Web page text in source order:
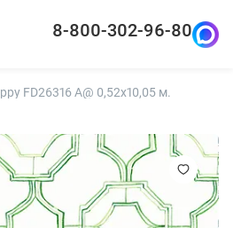
8-800-302-96-80
FD26316 A@ 0,52x10,05 м.